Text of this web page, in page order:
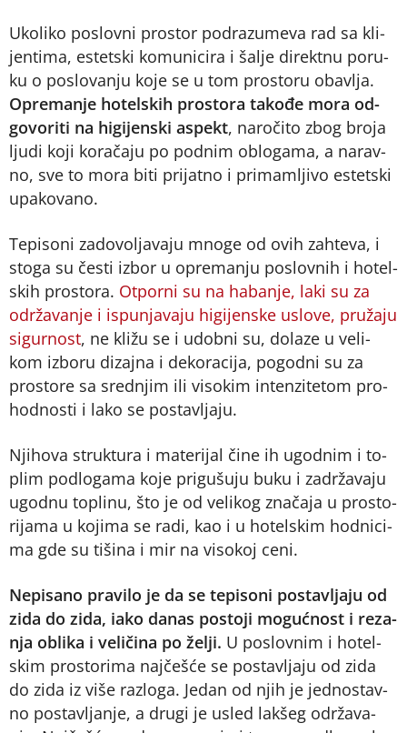
Uko­li­ko po­slov­ni pro­stor pod­ra­zu­me­va rad sa kli­
jen­ti­ma, estet­ski ko­mu­ni­ci­ra i ša­lje di­rekt­nu po­ru­
ku o po­slo­va­nju ko­je se u tom pro­sto­ru oba­vlja.
Opre­ma­nje ho­tel­skih pro­sto­ra ta­ko­đe mo­ra od­
go­vo­ri­ti na hi­gi­jen­ski aspekt, na­ro­či­to zbog bro­ja
lju­di ko­ji ko­ra­ča­ju po pod­nim oblo­ga­ma, a na­rav­
no, sve to mo­ra bi­ti pri­jat­no i pri­ma­mlji­vo estet­ski
upa­ko­va­no.
Te­pi­so­ni za­do­vo­lja­va­ju mno­ge od ovih zah­te­va, i
sto­ga su če­sti iz­bor u opre­ma­nju po­slov­nih i ho­tel­
skih pro­sto­ra. Ot­po­r­ni su na ha­ba­nje, la­ki su za
odr­ža­va­nje i is­pu­nja­va­ju hi­gi­jen­ske uslo­ve, pru­ža­ju
si­gur­nost, ne kli­žu se i udob­ni su, do­la­ze u ve­li­
kom iz­bo­ru di­zaj­na i de­ko­ra­ci­ja, po­god­ni su za
pro­sto­re sa sred­njim ili vi­so­kim in­ten­zi­te­tom pro­
hod­no­sti i la­ko se po­sta­vlja­ju.
Nji­ho­va struk­tu­ra i ma­te­ri­jal či­ne ih ugod­nim i to­
plim pod­lo­ga­ma ko­je pri­gu­šu­ju bu­ku i za­dr­ža­va­ju
ugod­nu to­pli­nu, što je od ve­li­kog zna­ča­ja u pro­sto­
ri­ja­ma u ko­ji­ma se ra­di, kao i u ho­tel­skim hod­ni­ci­
ma gde su ti­ši­na i mir na vi­so­koj ce­ni.
Ne­pi­sa­no pra­vi­lo je da se te­pi­so­ni po­sta­vlja­ju od
zi­da do zi­da, iako da­nas po­sto­ji mo­guć­nost i re­za­
nja ob­li­ka i ve­li­či­na po že­lji. U po­slov­nim i ho­tel­
skim pro­sto­ri­ma naj­če­šće se po­sta­vlja­ju od zi­da
do zi­da iz vi­še raz­lo­ga. Je­dan od njih je jed­no­stav­
no po­sta­vlja­nje, a dru­gi je usled lak­šeg odr­ža­va­